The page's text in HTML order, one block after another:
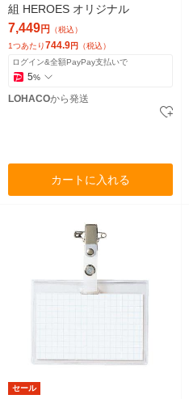
組 HEROES オリジナル
7,449円
（税込）
1つあたり744.9円 （税込）
ログイン&全額PayPay支払いで
5%
LOHACOから発送
カートに入れる
セール